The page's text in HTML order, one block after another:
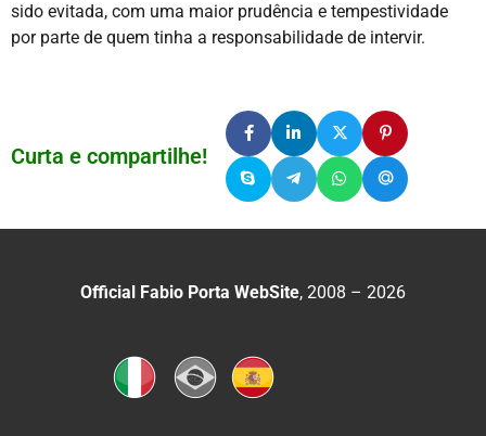
sido evitada, com uma maior prudência e tempestividade
por parte de quem tinha a responsabilidade de intervir.
Curta e compartilhe!
Official Fabio Porta WebSite, 2008 – 2026